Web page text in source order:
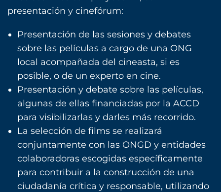
presentación y cinefórum:
Presentación de las sesiones y debates
sobre las películas a cargo de una ONG
local acompañada del cineasta, si es
posible, o de un experto en cine.
Presentación y debate sobre las películas,
algunas de ellas financiadas por la ACCD
para visibilizarlas y darles más recorrido.
La selección de films se realizará
conjuntamente con las ONGD y entidades
colaboradoras escogidas específicamente
para contribuir a la construcción de una
ciudadanía crítica y responsable, utilizando